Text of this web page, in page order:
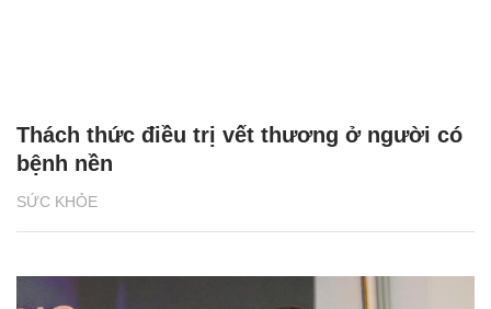
SỨC KHỎE
Thách thức điều trị vết thương ở người có
bệnh nền